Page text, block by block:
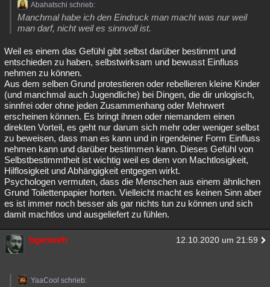
Abahatschi schrieb:
Manchmal habe ich den Eindruck man macht was nur weil
man darf, nicht weil es sinnvoll ist.
Weil es einem das Gefühl gibt selbst darüber bestimmt und
entschieden zu haben, selbstwirksam und bewusst Einfluss
nehmen zu können.
Aus dem selben Grund protestieren oder rebellieren kleine Kinder
(und manchmal auch Jugendliche) bei Dingen, die dir unlogisch,
sinnfrei oder ohne jeden Zusammenhang oder Mehrwert
erscheinen können. Es bringt ihnen oder niemandem einen
direkten Vorteil, es geht nur darum sich mehr oder weniger selbst
zu beweisen, dass man es kann und in irgendeiner Form Einfluss
nehmen kann und darüber bestimmen kann. Dieses Gefühl von
Selbstbestimmtheit ist wichtig weil es dem von Machtlosigkeit,
Hilflosigkeit und Abhängigkeit entgegen wirkt.
Psychologen vermuten, dass die Menschen aus einem ähnlichen
Grund Toilettenpapier horten. Vielleicht macht es keinen Sinn aber
es ist immer noch besser als gar nichts tun zu können und sich
damit machtlos und ausgeliefert zu fühlen.
bgeoweh 12.10.2020 um 21:59
YaaCool schrieb: